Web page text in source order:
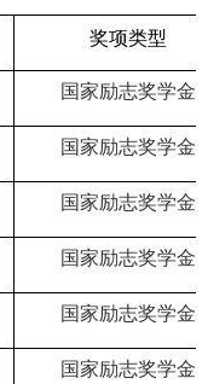
奖项类型
国家励志奖学金
国家励志奖学金
国家励志奖学金
国家励志奖学金
国家励志奖学金
国家励志奖学金